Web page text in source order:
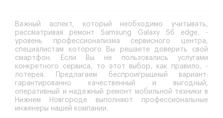
Важный аспект, который необходимо учитывать,
рассматривая ремонт Samsung Galaxy S6 edge, -
уровень профессионализма сервисного центра,
специалистам которого Вы решаете доверить свой
смартфон. Если Вы не пользовались услугами
конкретного сервиса, то этот выбор, как правило, -
лотерея. Предлагаем беспроигрышный вариант:
гарантированно качественный и выгодный,
оперативный и надежный ремонт мобильной техники в
Нижнем Новгороде выполняют профессиональные
инженеры нашей компании.